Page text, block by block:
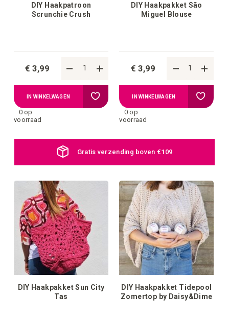
DIY Haakpatroon
Scrunchie Crush
€ 3,99
0 op
voorraad
IN WINKELWAGEN Voeg
verlanglijstje
DIY Haakpakket São
Miguel Blouse
€ 3,99
0 op
voorraad
IN WINKELWAGEN Voeg
Gratis verzending boven €109
DIY Haakpakket Sun City
Tas
DIY Haakpakket Tidepool
Zomertop by Daisy&Dime